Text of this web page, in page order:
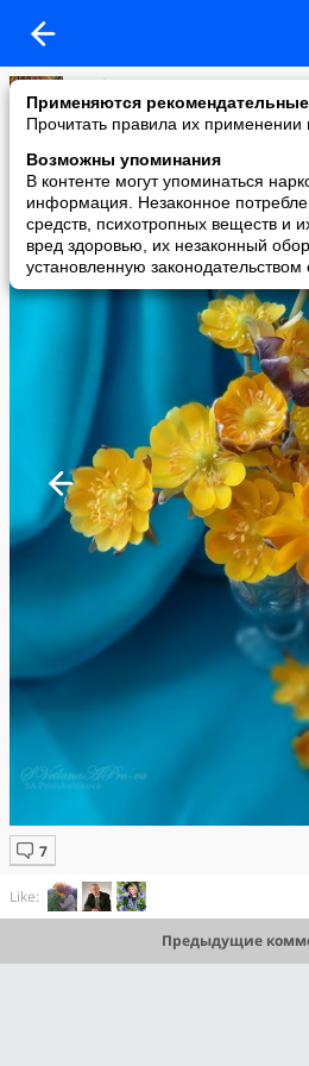
Применяются
Прочитать правила их
Возможны упоминания
В контенте могут упоминаться
информация. Незаконное
средств, психотропных веществ и
вред здоровью, их незаконный
установленную законодательством
Svetl@n@
added a photo
03 Apr в 14:24
Like:
Предыдущие